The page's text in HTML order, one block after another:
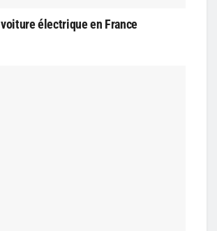
voiture électrique en France